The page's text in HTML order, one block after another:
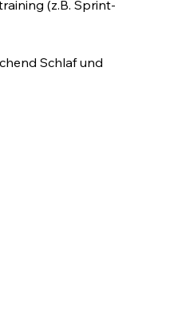
(z.B. Sprint-
Schlaf und